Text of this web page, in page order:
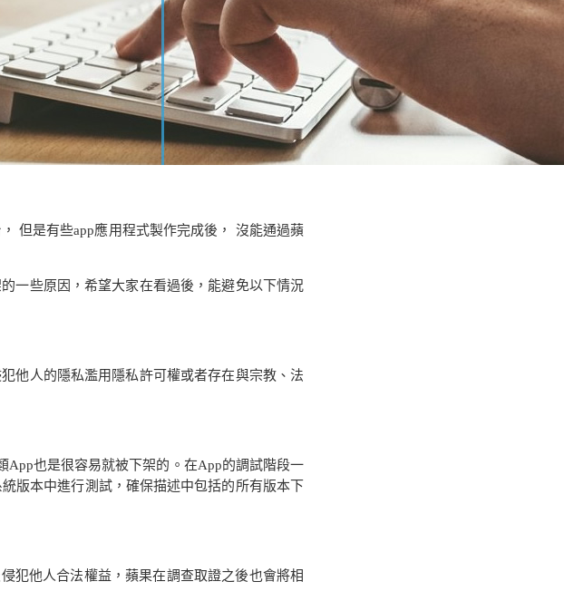
但是有些app應用程式製作完成後， 沒能通過蘋
一些原因，希望大家在看過後，能避免以下情況
他人的隱私濫用隱私許可權或者存在與宗教、法
App也是很容易就被下架的。在App的調試階段一
版本中進行測試，確保描述中包括的所有版本下
犯他人合法權益，蘋果在調查取證之後也會將相